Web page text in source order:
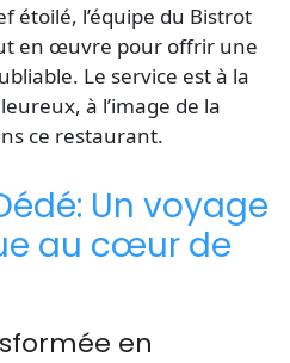
étoilé, l’équipe du Bistrot
en œuvre pour offrir une
Le service est à la
à l’image de la
ce restaurant.
Un voyage
au cœur de
en